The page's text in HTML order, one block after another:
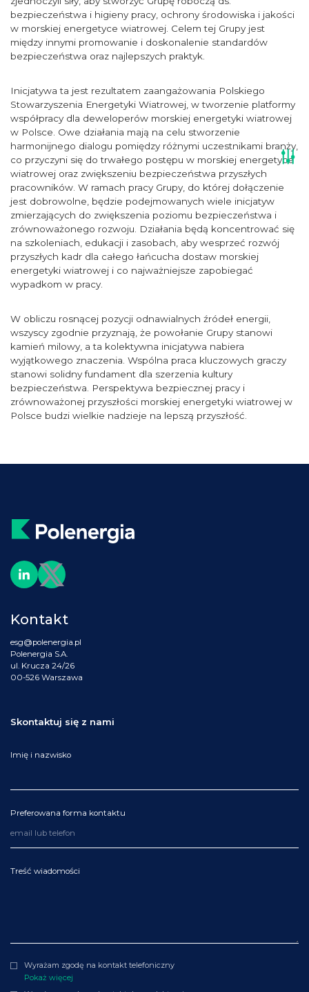
bezpieczeństwa i higieny pracy, ochrony środowiska i jakości
w morskiej energetyce wiatrowej. Celem tej Grupy jest
między innymi promowanie i doskonalenie standardów
bezpieczeństwa oraz najlepszych praktyk.
Inicjatywa ta jest rezultatem zaangażowania Polskiego
Stowarzyszenia Energetyki Wiatrowej, w tworzenie platformy
współpracy dla deweloperów morskiej energetyki wiatrowej
w Polsce. Owe działania mają na celu stworzenie
harmonijnego dialogu pomiędzy różnymi uczestnikami branży,
co przyczyni się do trwałego postępu w morskiej energetyce
wiatrowej oraz zwiększeniu bezpieczeństwa przyszłych
pracowników. W ramach pracy Grupy, do której dołączenie
jest dobrowolne, będzie podejmowanych wiele inicjatyw
zmierzających do zwiększenia poziomu bezpieczeństwa i
zrównoważonego rozwoju. Działania będą koncentrować się
na szkoleniach, edukacji i zasobach, aby wesprzeć rozwój
przyszłych kadr dla całego łańcucha dostaw morskiej
energetyki wiatrowej i co najważniejsze zapobiegać
wypadkom w pracy.
W obliczu rosnącej pozycji odnawialnych źródeł energii,
wszyscy zgodnie przyznają, że powołanie Grupy stanowi
kamień milowy, a ta kolektywna inicjatywa nabiera
wyjątkowego znaczenia. Wspólna praca kluczowych graczy
stanowi solidny fundament dla szerzenia kultury
bezpieczeństwa. Perspektywa bezpiecznej pracy i
zrównoważonej przyszłości morskiej energetyki wiatrowej w
Polsce budzi wielkie nadzieje na lepszą przyszłość.
Kontakt
esg@polenergia.pl
Polenergia S.A.
ul. Krucza 24/26
00-526 Warszawa
Skontaktuj się z nami
Imię i nazwisko
Preferowana forma kontaktu
Treść wiadomości
Wyrażam zgodę na kontakt telefoniczny
Pokaż więcej